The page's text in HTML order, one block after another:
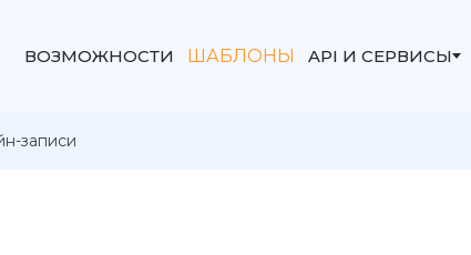
ВОЗМОЖНОСТИ ШАБЛОНЫ API И СЕРВИСЫ
записи